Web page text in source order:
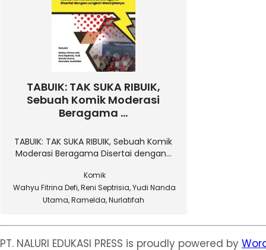
TABUIK: TAK SUKA RIBUIK,
Sebuah Komik Moderasi
Beragama ...
TABUIK: TAK SUKA RIBUIK, Sebuah Komik
Moderasi Beragama Disertai dengan...
Komik
Wahyu Fitrina Defi, Reni Septrisia, Yudi Nanda
Utama, Ramelda, Nurlatifah
PT. NALURI EDUKASI PRESS is proudly powered by